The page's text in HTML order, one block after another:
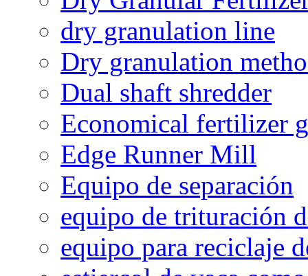
dry granulation line
Dry granulation
Dual shaft shredder
Economical fertilizer
Edge Runner Mill
Equipo de separación
equipo de trituración
equipo para reciclaje